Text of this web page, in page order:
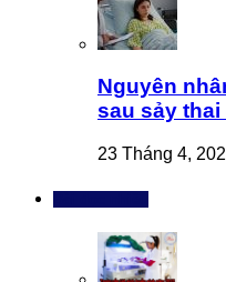
Nguyên
sau sảy
23 Tháng 4,